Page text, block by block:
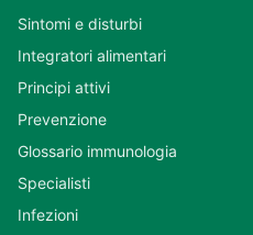
Sintomi e disturbi
Integratori alimentari
Principi attivi
Prevenzione
Glossario immunologia
Specialisti
Infezioni